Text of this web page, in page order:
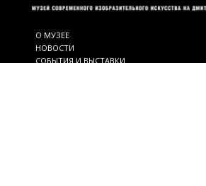
О МУЗЕЕ
НОВОСТИ
СОБЫТИЯ И ВЫСТАВКИ